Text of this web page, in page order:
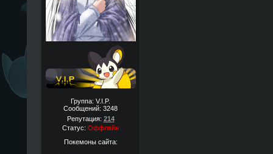
Группа: V.I.P.
Сообщений: 3248
Репутация: 214
Статус: Оффлайн
Покемоны сайта: